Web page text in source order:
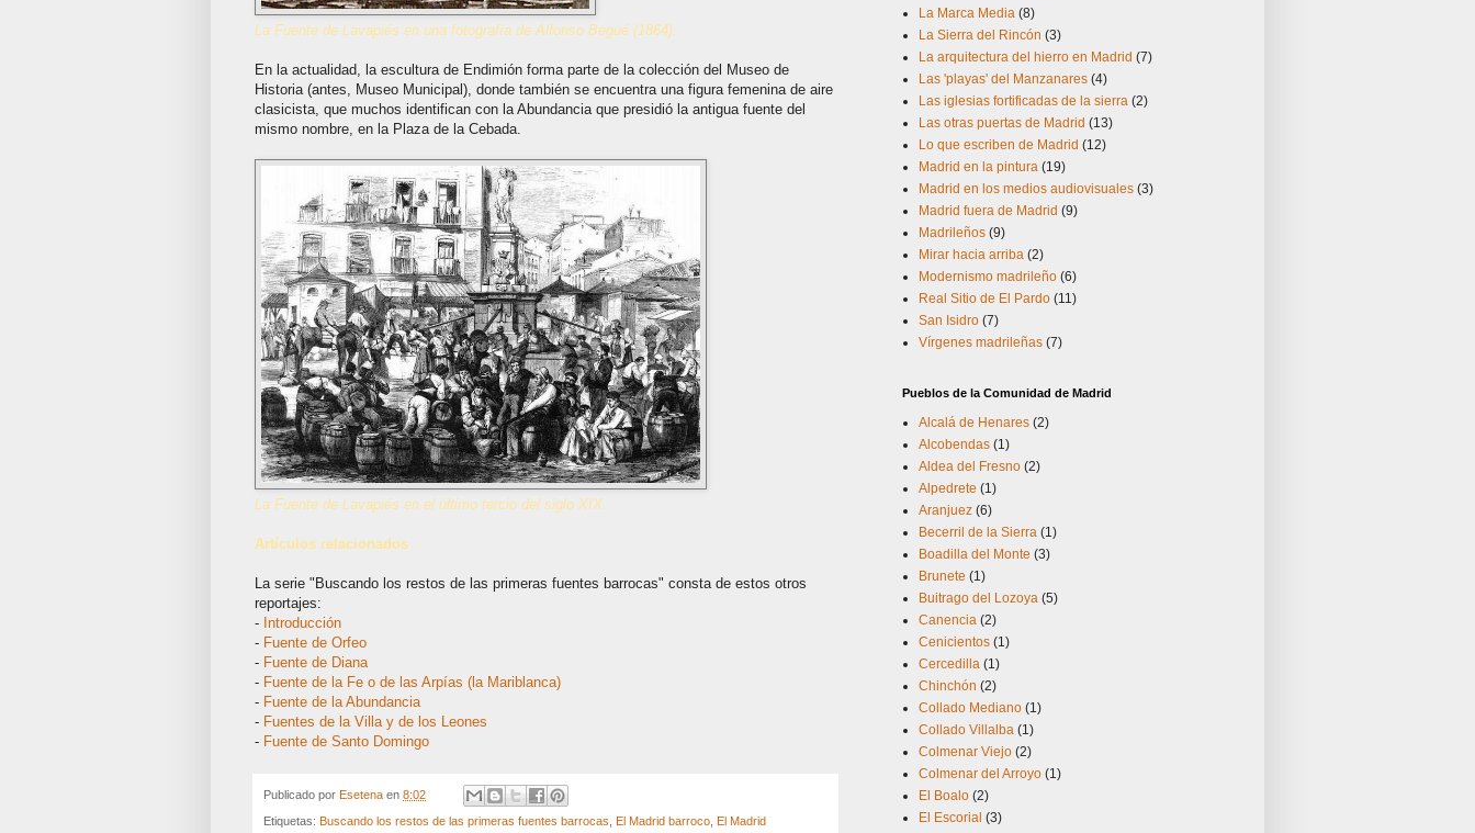
La Fuente de Lavapiés en una fotografía de Alfonso Begué (1864).
En la actualidad, la escultura de Endimión forma parte de la colección del Museo de
Historia (antes, Museo Municipal), donde también se encuentra una figura femenina de aire
clasicista, que muchos identifican con la Abundancia que presidió la antigua fuente del
mismo nombre, en la Plaza de la Cebada.
La Fuente de Lavapiés en el último tercio del siglo XIX.
Artículos relacionados
La serie "Buscando los restos de las primeras fuentes barrocas" consta de estos otros
reportajes:
- Introducción
- Fuente de Orfeo
- Fuente de Diana
- Fuente de la Fe o de las Arpías (la Mariblanca)
- Fuente de la Abundancia
- Fuentes de la Villa y de los Leones
- Fuente de Santo Domingo
Publicado por Esetena en 8:02
Etiquetas: Buscando los restos de las primeras fuentes barrocas El Madrid barroco El Madrid
La Marca Media (8)
La Sierra del Rincón (3)
La arquitectura del hierro en Madrid (7)
Las 'playas' del Manzanares (4)
Las iglesias fortificadas de la sierra (2)
Las otras puertas de Madrid (13)
Lo que escriben de Madrid (12)
Madrid en la pintura (19)
Madrid en los medios audiovisuales (3)
Madrid fuera de Madrid (9)
Madrileños (9)
Mirar hacia arriba (2)
Modernismo madrileño (6)
Real Sitio de El Pardo (11)
San Isidro (7)
Vírgenes madrileñas (7)
Pueblos de la Comunidad de Madrid
Alcalá de Henares (2)
Alcobendas (1)
Aldea del Fresno (2)
Alpedrete (1)
Aranjuez (6)
Becerril de la Sierra (1)
Boadilla del Monte (3)
Brunete (1)
Buitrago del Lozoya (5)
Canencia (2)
Cenicientos (1)
Cercedilla (1)
Chinchón (2)
Collado Mediano (1)
Collado Villalba (1)
Colmenar Viejo (2)
Colmenar del Arroyo (1)
El Boalo (2)
El Escorial (3)